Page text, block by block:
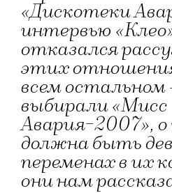
«Дискотеки
интервью
отказался
этих
всем остальном
выбирали «Мисс
Авария-2007»,
должна быть
переменах в их
они нам